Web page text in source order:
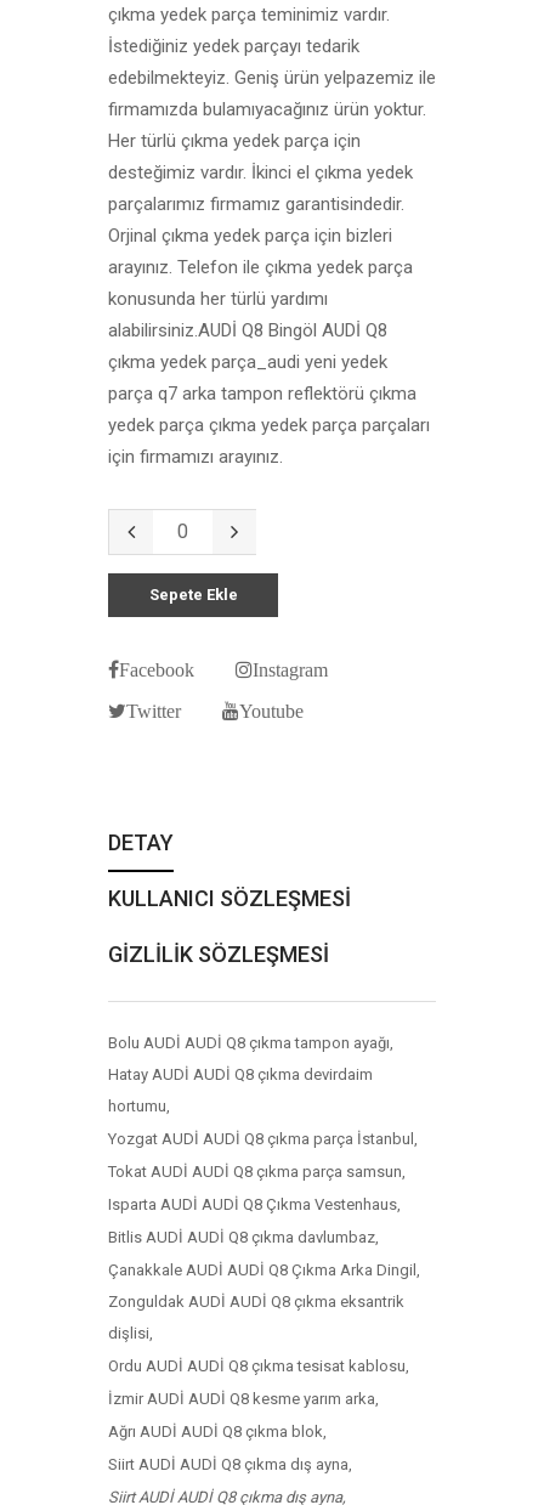
çıkma yedek parça teminimiz vardır.
İstediğiniz yedek parçayı tedarik
edebilmekteyiz. Geniş ürün yelpazemiz ile
firmamızda bulamıyacağınız ürün yoktur.
Her türlü çıkma yedek parça için
desteğimiz vardır. İkinci el çıkma yedek
parçalarımız firmamız garantisindedir.
Orjinal çıkma yedek parça için bizleri
arayınız. Telefon ile çıkma yedek parça
konusunda her türlü yardımı
alabilirsiniz.AUDİ Q8 Bingöl AUDİ Q8
çıkma yedek parça_audi yeni yedek
parça q7 arka tampon reflektörü çıkma
yedek parça çıkma yedek parça parçaları
için firmamızı arayınız.
Sepete Ekle
Facebook Instagram
Twitter Youtube
DETAY
KULLANICI SÖZLEŞMESİ
GİZLİLİK SÖZLEŞMESİ
Bolu AUDİ AUDİ Q8 çıkma tampon ayağı,
Hatay AUDİ AUDİ Q8 çıkma devirdaim
hortumu,
Yozgat AUDİ AUDİ Q8 çıkma parça İstanbul,
Tokat AUDİ AUDİ Q8 çıkma parça samsun,
Isparta AUDİ AUDİ Q8 Çıkma Vestenhaus,
Bitlis AUDİ AUDİ Q8 çıkma davlumbaz,
Çanakkale AUDİ AUDİ Q8 Çıkma Arka Dingil,
Zonguldak AUDİ AUDİ Q8 çıkma eksantrik
dişlisi,
Ordu AUDİ AUDİ Q8 çıkma tesisat kablosu,
İzmir AUDİ AUDİ Q8 kesme yarım arka,
Ağrı AUDİ AUDİ Q8 çıkma blok,
Siirt AUDİ AUDİ Q8 çıkma dış ayna,
Siirt AUDİ AUDİ Q8 çıkma dış ayna,